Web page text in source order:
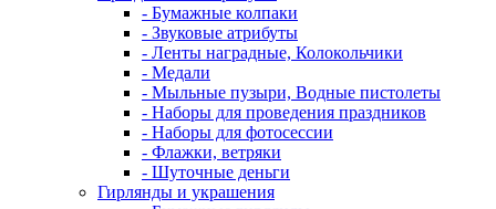
- Бумажные колпаки
- Звуковые атрибуты
- Ленты наградные, Колокольчики
- Медали
- Мыльные пузыри, Водные пистолеты
- Наборы для проведения праздников
- Наборы для фотосессии
- Флажки, ветряки
- Шуточные деньги
Гирлянды и украшения